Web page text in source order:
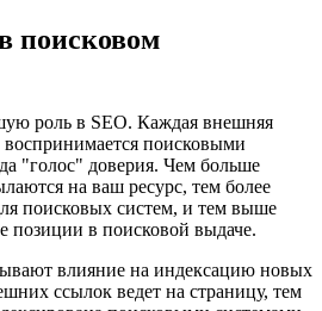
поисковом
роль в SEO. Каждая внешняя
воспринимается поисковыми
"голос" доверия. Чем больше
на ваш ресурс, тем более
поисковых систем, и тем выше
позиции в поисковой выдаче.
влияние на индексацию новых
ссылок ведет на страницу, тем